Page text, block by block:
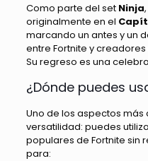
Como parte del set Ninja
originalmente en el
marcando un antes y un
entre Fortnite y
Su regreso es una
¿Dónde puedes
Uno de los aspectos
versatilidad: puedes
populares de Fortnite sin
para: